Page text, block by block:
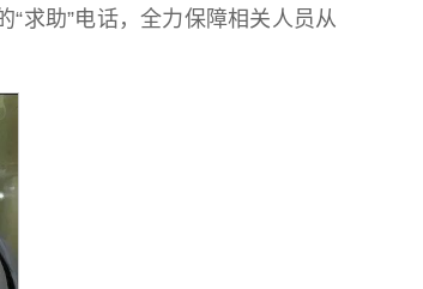
求助”电话，全力保障相关人员从